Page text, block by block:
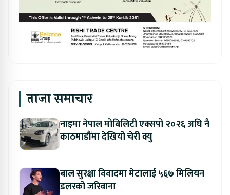
ताजा समाचार
नाइमा नेपाल मोबिलिटी एक्सपो २०२६ अघि नै
काठमाडौंमा देखियो चेरी क्यु
बाल सुरक्षा विवादमा मेटालाई ५६७ मिलियन
डलरको जरिवाना